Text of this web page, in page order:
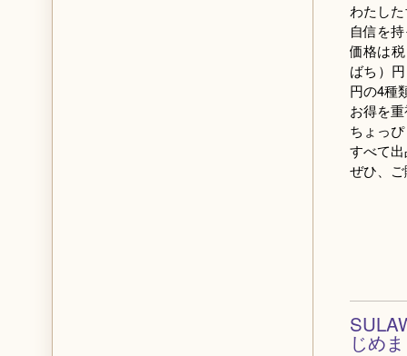
わたし
自信を
価格は
ばち）
円の4種
お得を
ちょっ
すべて
ぜひ、
じめ